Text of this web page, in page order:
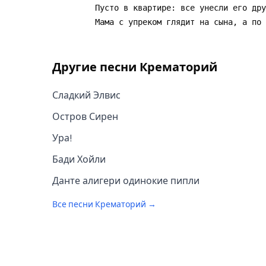
Другие песни Крематорий
Сладкий Элвис
Остров Сирен
Ура!
Бади Хойли
Данте алигери одинокие пипли
Все песни Крематорий →